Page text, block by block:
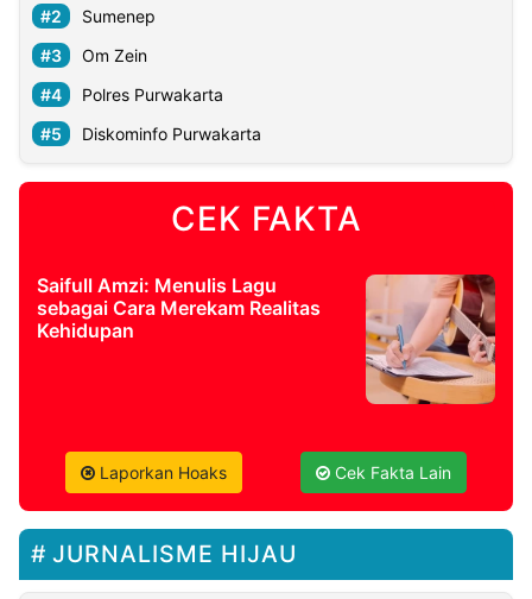
Sumenep
Om Zein
Polres Purwakarta
Diskominfo Purwakarta
CEK FAKTA
Saifull Amzi: Menulis Lagu
sebagai Cara Merekam Realitas
Kehidupan
Laporkan Hoaks Cek Fakta Lain
JURNALISME HIJAU